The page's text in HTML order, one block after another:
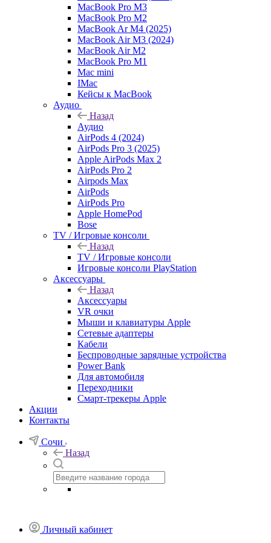
MacBook Pro M3
MacBook Pro M2
MacBook Ar M4 (2025)
MacBook Air M3 (2024)
MacBook Air M2
MacBook Pro M1
Mac mini
IMac
Кейсы к MacBook
Аудио
Назад
Аудио
AirPods 4 (2024)
AirPods Pro 3 (2025)
Apple AirPods Max 2
AirPods Pro 2
Airpods Max
AirPods
AirPods Pro
Apple HomePod
Bose
TV / Игровые консоли
Назад
TV / Игровые консоли
Игровые консоли PlayStation
Аксессуары
Назад
Аксессуары
VR очки
Мыши и клавиатуры Apple
Сетевые адаптеры
Кабели
Беспроводные зарядные устройства
Power Bank
Для автомобиля
Переходники
Смарт-трекеры Apple
Акции
Контакты
Сочи
Назад
Личный кабинет